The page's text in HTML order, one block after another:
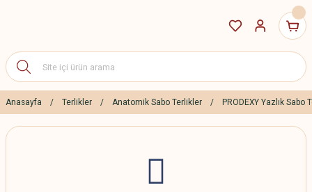
Anasayfa Terlikler Anatomik Sabo Terlikler PRODEXY Yazlık Sabo